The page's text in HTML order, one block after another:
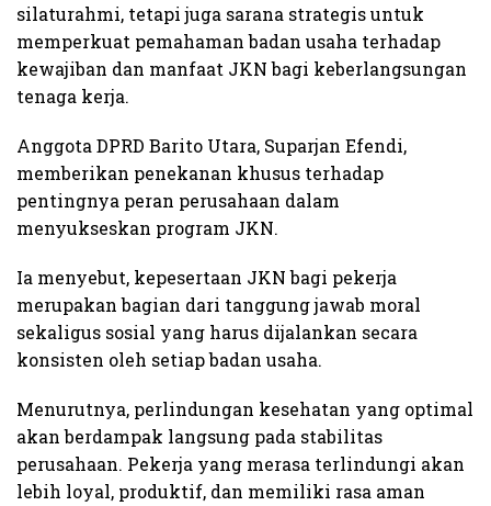
silaturahmi, tetapi juga sarana strategis untuk
memperkuat pemahaman badan usaha terhadap
kewajiban dan manfaat JKN bagi keberlangsungan
tenaga kerja.
Anggota DPRD Barito Utara, Suparjan Efendi,
memberikan penekanan khusus terhadap
pentingnya peran perusahaan dalam
menyukseskan program JKN.
Ia menyebut, kepesertaan JKN bagi pekerja
merupakan bagian dari tanggung jawab moral
sekaligus sosial yang harus dijalankan secara
konsisten oleh setiap badan usaha.
Menurutnya, perlindungan kesehatan yang optimal
akan berdampak langsung pada stabilitas
perusahaan. Pekerja yang merasa terlindungi akan
lebih loyal, produktif, dan memiliki rasa aman